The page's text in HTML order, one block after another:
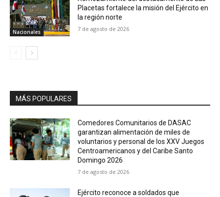
Nacionales
Placetas fortalece la misión del Ejército en
la región norte
7 de agosto de 2026
MÁS POPULARES
Comedores Comunitarios de DASAC
garantizan alimentación de miles de
voluntarios y personal de los XXV Juegos
Centroamericanos y del Caribe Santo
Domingo 2026
7 de agosto de 2026
Ejército reconoce a soldados que